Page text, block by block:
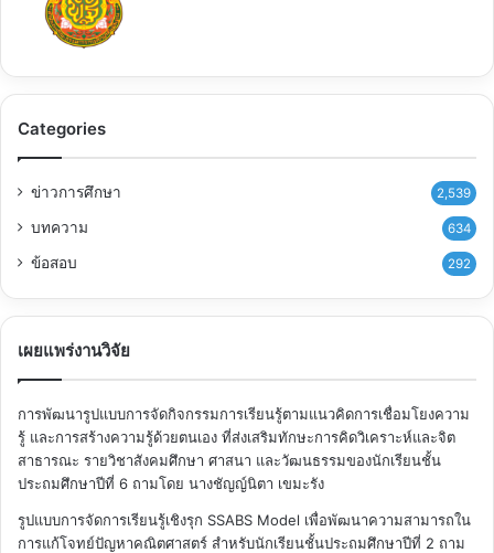
Categories
ข่าวการศึกษา 2,539
บทความ 634
ข้อสอบ 292
เผยแพร่งานวิจัย
การพัฒนารูปแบบการจัดกิจกรรมการเรียนรู้ตามแนวคิดการเชื่อมโยงความ
รู้ และการสร้างความรู้ด้วยตนเอง ที่ส่งเสริมทักษะการคิดวิเคราะห์และจิต
สาธารณะ รายวิชาสังคมศึกษา ศาสนา และวัฒนธรรมของนักเรียนชั้น
ประถมศึกษาปีที่ 6 ถามโดย นางชัญญ์นิตา เขมะรัง
รูปแบบการจัดการเรียนรู้เชิงรุก SSABS Model เพื่อพัฒนาความสามารถใน
การแก้โจทย์ปัญหาคณิตศาสตร์ สำหรับนักเรียนชั้นประถมศึกษาปีที่ 2 ถาม